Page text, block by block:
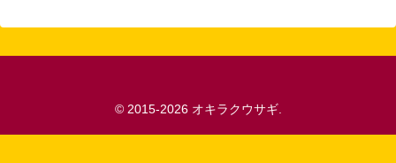
© 2015-2026 オキラクウサギ.